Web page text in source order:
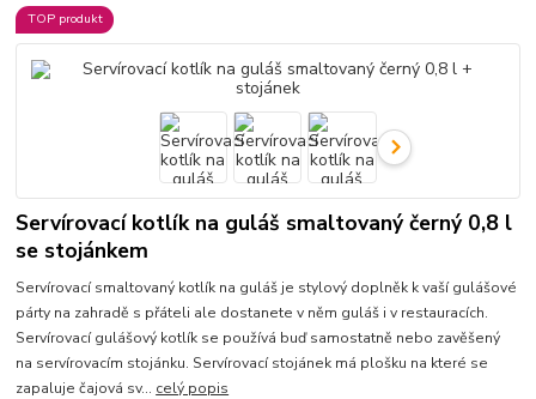
TOP produkt
Servírovací kotlík na guláš smaltovaný černý 0,8 l
se stojánkem
Servírovací smaltovaný kotlík na guláš je stylový doplněk k vaší gulášové
párty na zahradě s přáteli ale dostanete v něm guláš i v restauracích.
Servírovací gulášový kotlík se používá buď samostatně nebo zavěšený
na servírovacím stojánku. Servírovací stojánek má plošku na které se
zapaluje čajová sv... celý popis